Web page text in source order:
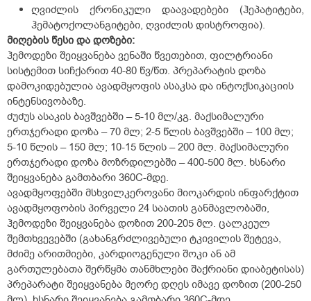
ღვიძლის ქრონიკული დაავადებები (ჰეპატიტები,
ჰემატოქოლანგიტები, ღვიძლის დისტროფია).
მიღების წესი და დოზები:
ჰემოდეზი შეიყვანება ვენაში წვეთებით, ფილტრიანი
სისტემით სიჩქარით 40-80 წვ/წთ. პრეპარატის დოზა
დამოკიდებულია ავადმყოფის ასაკსა და ინტოქსიკაციის
ინტენსივობაზე.
ძუძუს ასაკის ბავშვებში – 5-10 მლ/კგ. მაქსიმალური
ერთჯერადი დოზა – 70 მლ; 2-5 წლის ბავშვებში – 100 მლ;
5-10 წლის – 150 მლ; 10-15 წლის – 200 მლ. მაქსიმალური
ერთჯერადი დოზა მოზრდილებში – 400-500 მლ. ხსნარი
შეიყვანება გამთბარი 360C-მდე.
ავადმყოფებში მსხვილკეროვანი მიოკარდის ინფარქტით
ავადმყოფობის პირველი 24 საათის განმავლობაში,
ჰემოდეზი შეიყვანება დოზით 200-205 მლ. ცალკეულ
შემთხვევებში (გახანგრძლივებული ტკივილის შეტევა,
მძიმე არითმიები, კარდიოგენული შოკი ან ამ
გართულებათა შერწყმა თანმხლები შაქრიანი დიაბეტისას)
პრეპარატი შეიყვანება მეორე დღეს იმავე დოზით (200-250